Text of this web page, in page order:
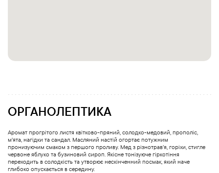
ОРГАНОЛЕПТИКА
Аромат прогрітого листя квітково-пряний, солодко-медовий, прополіс,
м’ята, нагідки та сандал. Масляний настій огортає потужним
пронизуючим смаком з першого проливу. Мед з різнотрав’я, горіхи, стигле
червоне яблуко та бузиновий сироп. Якісне тонізуюче гіркотіння
переходить в солодкість та утворює нескінченний посмак, який наче
глибоко опускається в середину.